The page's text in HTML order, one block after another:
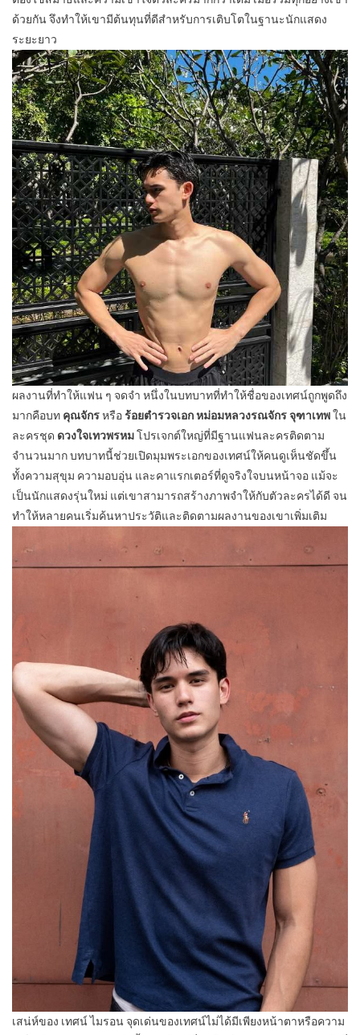
ด้วยกัน จึงทำให้เขามีต้นทุนที่ดีสำหรับการเติบโตในฐานะนักแสดง
ระยะยาว
ผลงานที่ทำให้แฟน ๆ จดจำ หนึ่งในบทบาทที่ทำให้ชื่อของเทศน์ถูกพูดถึง
มากคือบท คุณจักรหรือร้อยตำรวจเอก หม่อมหลวงรณจักร จุฑาเทพใน
ละครชุด ดวงใจเทวพรหมโปรเจกต์ใหญ่ที่มีฐานแฟนละครติดตาม
จำนวนมาก บทบาทนี้ช่วยเปิดมุมพระเอกของเทศน์ให้คนดูเห็นชัดขึ้น
ทั้งความสุขุม ความอบอุ่น และคาแรกเตอร์ที่ดูจริงใจบนหน้าจอ แม้จะ
เป็นนักแสดงรุ่นใหม่ แต่เขาสามารถสร้างภาพจำให้กับตัวละครได้ดี จน
ทำให้หลายคนเริ่มค้นหาประวัติและติดตามผลงานของเขาเพิ่มเติม
เสน่ห์ของ เทศน์ ไมรอน จุดเด่นของเทศน์ไม่ได้มีเพียงหน้าตาหรือความ